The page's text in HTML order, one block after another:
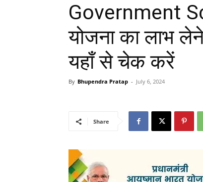
Government
योजना का लाभ
यहाँ से चेक करें
By Bhupendra Pratap - July 6, 2024
Share